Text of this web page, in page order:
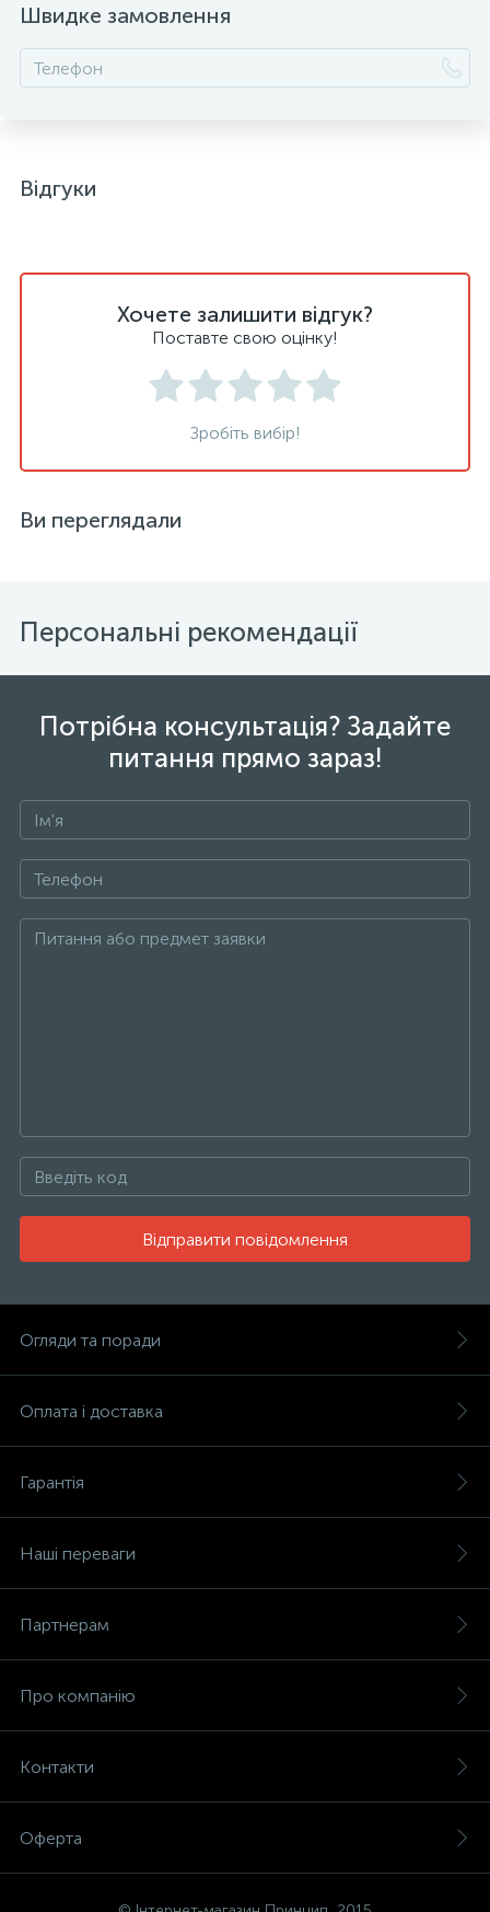
Швидке замовлення
Відгуки
Хочете залишити відгук?
Поставте свою оцінку!
Зробіть вибір!
Ви переглядали
Персональні рекомендації
Потрібна консультація? Задайте
питання прямо зараз!
Відправити повідомлення
Огляди та поради
Оплата і доставка
Гарантія
Наші переваги
Партнерам
Про компанію
Контакти
Оферта